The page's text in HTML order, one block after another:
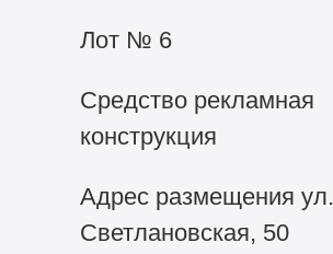
Лот № 6
Средство рекламная
конструкция
Адрес размещения ул.
Светлановская, 50